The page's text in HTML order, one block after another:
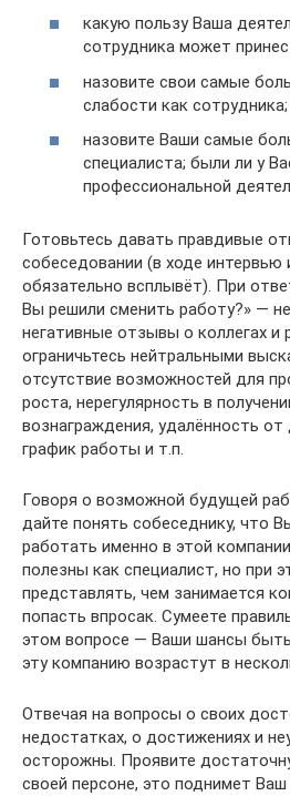
какую пользу Ваша
сотрудника может
назовите свои самые
слабости как сотрудника;
назовите Ваши самые
специалиста; были ли у
профессиональной
Готовьтесь давать правдивые
собеседовании (в ходе интервью
обязательно всплывёт). При
Вы решили сменить работу?» —
негативные отзывы о коллегах и
ограничьтесь нейтральными
отсутствие возможностей для
роста, нерегулярность в
вознаграждения, удалённость
график работы и т.п.
Говоря о возможной будущей
дайте понять собеседнику, что
работать именно в этой
полезны как специалист, но при
представлять, чем занимается
попасть впросак. Сумеете
этом вопросе — Ваши шансы
эту компанию возрастут в
Отвечая на вопросы о своих
недостатках, о достижениях и
осторожны. Проявите
своей персоне, это поднимет Ваш